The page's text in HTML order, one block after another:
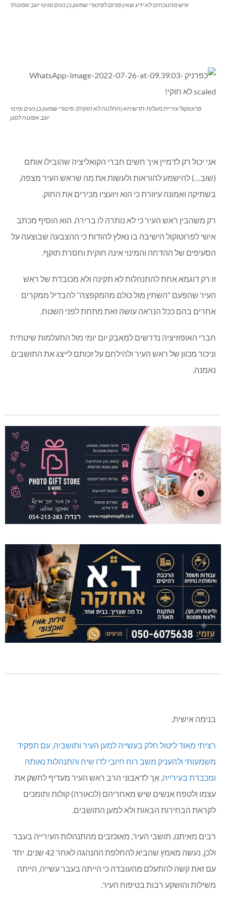
איש מהנוכחים לא ידע שאין פורום לפיטורי שמעון בן נעים ומינוי יוגב אפוטה?
פרוטוקול עיריית מעלות-תרשיחא (החלטה לא חוקית): פיטורי שמעון בן נעים ומינוי
יוגב אפוטה לסגן
אני יכול רק לדמיין איך חשים חברי הקואליציה שהובילו אותם
(שוב…) להישמע להוראות ולעשות את מה שראש העיר מצפה,
בשתיקה ואמונה עיוורת כי הוא ויועציו מכירים את החוק.
רק משהבין ראש העיר כי לא נותרה לו ברירה, הוא הוסיף מכתב
אישי לפרוטוקול הישיבה בו נאלץ להודות כי ההצבעה שבוצעה על
הסעיפים של ההדחה והמינוי אינה חוקית וחסרת תוקף.
זו רק דוגמא אחת להתנהלות לא תקינה ולא מכובדת של ראש
העיר שהפעם “השתין מול כולם מהמקפצה” להבדיל ממקרים
אחרים בהם ככל הנראה עושה זאת מתחת לפני השטח.
חברי האופוזיציה נדרשים למאבק יום יומי מול התעלמות שיטתית
וניכור מכוון של ראש העיר ולהילחם על זכותם לייצג את התושבים
נאמנה.
בנימה אישית,
רציתי מאוד ליטול חלק בעשייה למען העיר ותושביה, עם תפקיד
משמעותי ולהעניק משב רוח חיובי לדו שיח והתנהלות נאותה
ומכבדת בעירייה , אך לדאבוני הרב ראש העיר מעדיף לחשק את
עצמו ולטפח אנשים שיש מאחריהם (לכאורה) קולות ותומכים
לקראת הבחירות הבאות ולא למען התושבים.
רבים מאיתנו, תושבי העיר, מאוכזבים מהתנהלות העירייה בעבר
ולכן, נעשה מאמץ שהביא להחלפת ההנהגה לאחר 42 שנים. יחד
עם זאת קשה להתעלם מהעובדה כי הייתה בעבר עשייה, הייתה
משילות והושקע רבות בטיפוח העיר.